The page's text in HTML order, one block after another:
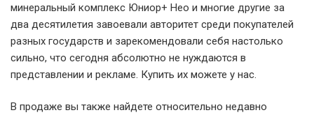
минеральный комплекс Юниор+ Нео и многие другие за
два десятилетия завоевали авторитет среди покупателей
разных государств и зарекомендовали себя настолько
сильно, что сегодня абсолютно не нуждаются в
представлении и рекламе. Купить их можете у нас.
В продаже вы также найдете относительно недавно